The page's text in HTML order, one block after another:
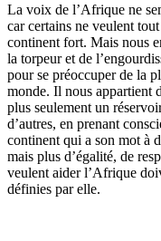
La voix de l’Afrique ne
car certains ne veulent
continent fort. Mais nous
la torpeur et de
pour se préoccuper de la
monde. Il nous appartient
plus seulement un
d’autres, en prenant
continent qui a son mot à
mais plus d’égalité, de
veulent aider l’Afrique
définies par elle.